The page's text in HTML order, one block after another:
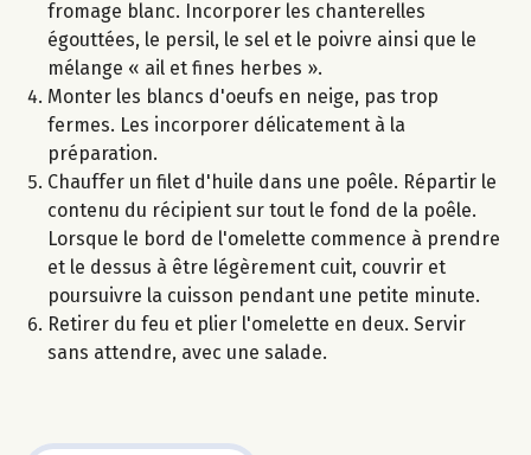
fromage blanc. Incorporer les chanterelles
égouttées, le persil, le sel et le poivre ainsi que le
mélange « ail et fines herbes ».
Monter les blancs d'oeufs en neige, pas trop
fermes. Les incorporer délicatement à la
préparation.
Chauffer un filet d'huile dans une poêle. Répartir le
contenu du récipient sur tout le fond de la poêle.
Lorsque le bord de l'omelette commence à prendre
et le dessus à être légèrement cuit, couvrir et
poursuivre la cuisson pendant une petite minute.
Retirer du feu et plier l'omelette en deux. Servir
sans attendre, avec une salade.